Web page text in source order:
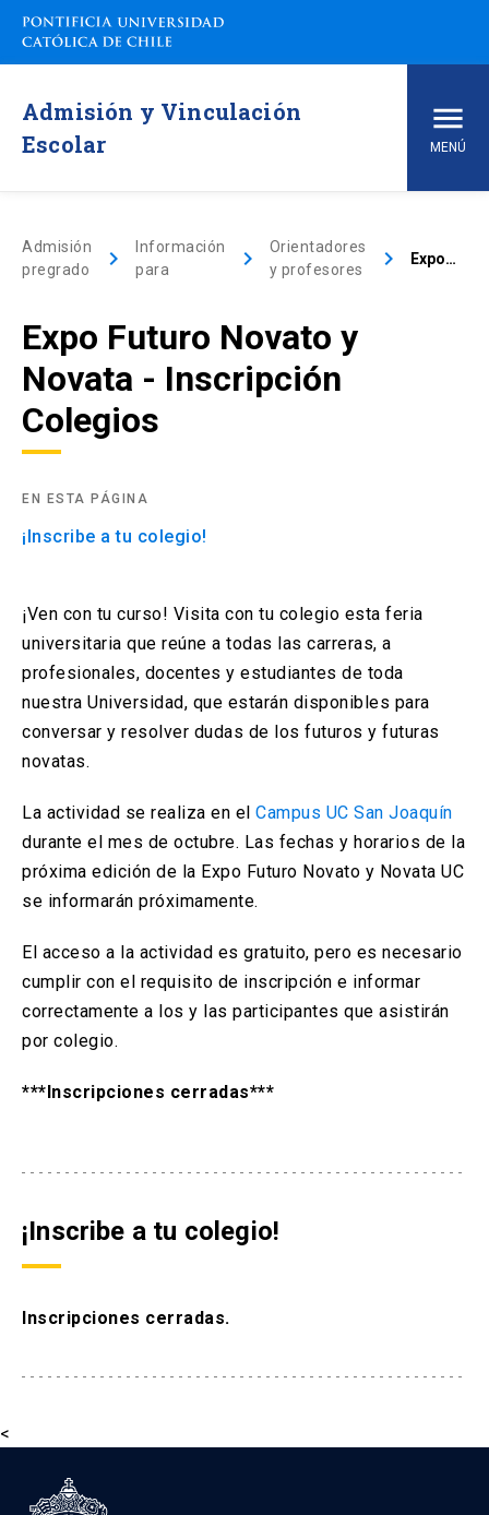
Admisión y Vinculación
Escolar
MENÚ
Carreras de pregrado
Vías de Admisión
Financiamiento y Matrícula
Admisión
pregrado
keyboard_arrow_right
Información
para
keyboard_arrow_right
Orientadores
y profesores
keyboard_arrow_right Expo Futuro Novato y Novata – Inscripción Colegios
Expo Futuro Novato y
Novata - Inscripción
Colegios
¡Ven con tu curso! Visita con tu colegio esta feria
universitaria que reúne a todas las carreras, a
profesionales, docentes y estudiantes de toda
nuestra Universidad, que estarán disponibles para
conversar y resolver dudas de los futuros y futuras
novatas.
La actividad se realiza en el Campus UC San Joaquín
durante el mes de octubre. Las fechas y horarios de la
próxima edición de la Expo Futuro Novato y Novata UC
se informarán próximamente.
El acceso a la actividad es gratuito, pero es necesario
cumplir con el requisito de inscripción e informar
correctamente a los y las participantes que asistirán
por colegio.
***Inscripciones cerradas***
EN ESTA PÁGINA
¡Inscribe a tu colegio!
¡Inscribe a tu colegio!
Inscripciones cerradas.
<